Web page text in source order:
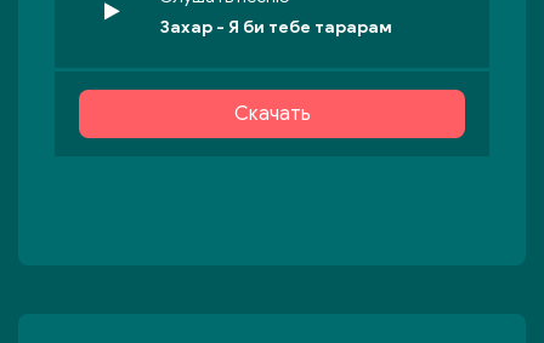
Захар - Я би тебе тарарам
Скачать